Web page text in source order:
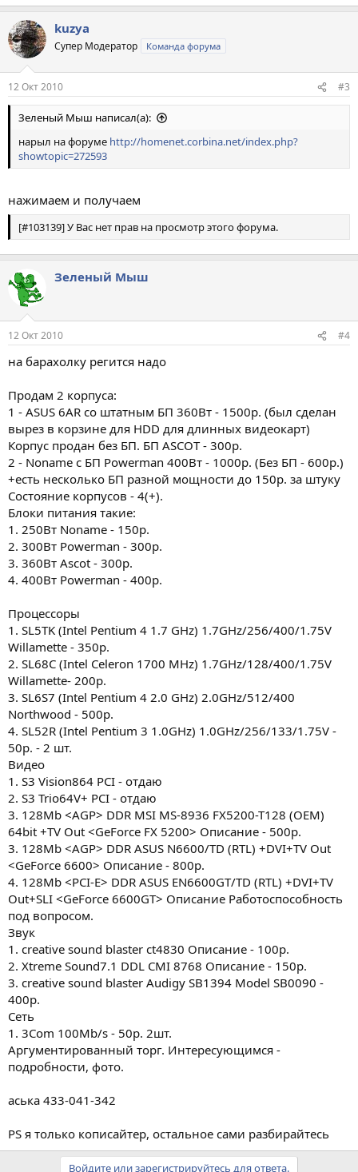
kuzya
Супер Модератор Команда форума
12 Окт 2010 #3
Зеленый Мыш написал(а):
нарыл на форуме http://homenet.corbina.net/index.php?
showtopic=272593
нажимаем и получаем
[#103139] У Вас нет прав на просмотр этого форума.
Зеленый Мыш
12 Окт 2010 #4
на барахолку регится надо
Продам 2 корпуса:
1 - ASUS 6AR со штатным БП 360Вт - 1500р. (был сделан
вырез в корзине для HDD для длинных видеокарт)
Корпус продан без БП. БП ASCOT - 300р.
2 - Noname с БП Powerman 400Вт - 1000р. (Без БП - 600р.)
+есть несколько БП разной мощности до 150р. за штуку
Состояние корпусов - 4(+).
Блоки питания такие:
1. 250Вт Noname - 150р.
2. 300Вт Powerman - 300р.
3. 360Вт Ascot - 300р.
4. 400Вт Powerman - 400р.
Процессоры
1. SL5TK (Intel Pentium 4 1.7 GHz) 1.7GHz/256/400/1.75V
Willamette - 350р.
2. SL68C (Intel Celeron 1700 MHz) 1.7GHz/128/400/1.75V
Willamette- 200р.
3. SL6S7 (Intel Pentium 4 2.0 GHz) 2.0GHz/512/400
Northwood - 500р.
4. SL52R (Intel Pentium 3 1.0GHz) 1.0GHz/256/133/1.75V -
50р. - 2 шт.
Видео
1. S3 Vision864 PCI - отдаю
2. S3 Trio64V+ PCI - отдаю
3. 128Mb <AGP> DDR MSI MS-8936 FX5200-T128 (OEM)
64bit +TV Out <GeForce FX 5200> Описание - 500р.
3. 128Mb <AGP> DDR ASUS N6600/TD (RTL) +DVI+TV Out
<GeForce 6600> Описание - 800р.
4. 128Mb <PCI-E> DDR ASUS EN6600GT/TD (RTL) +DVI+TV
Out+SLI <GeForce 6600GT> Описание Работоспособность
под вопросом.
Звук
1. creative sound blaster ct4830 Описание - 100р.
2. Xtreme Sound7.1 DDL CMI 8768 Описание - 150р.
3. creative sound blaster Audigy SB1394 Model SB0090 -
400р.
Сеть
1. 3Com 100Mb/s - 50р. 2шт.
Аргументированный торг. Интересующимся -
подробности, фото.
аська 433-041-342
PS я только кописайтер, остальное сами разбирайтесь
Войдите или зарегистрируйтесь для ответа.